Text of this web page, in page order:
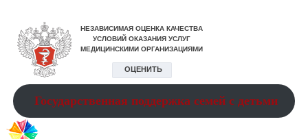
Государственная поддержка семей с детьми